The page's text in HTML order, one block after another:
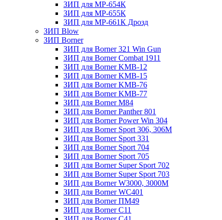
ЗИП для МР-654К
ЗИП для МР-655К
ЗИП для МР-661К Дрозд
ЗИП Blow
ЗИП Borner
ЗИП для Borner 321 Win Gun
ЗИП для Borner Combat 1911
ЗИП для Borner KMB-12
ЗИП для Borner KMB-15
ЗИП для Borner KMB-76
ЗИП для Borner KMB-77
ЗИП для Borner M84
ЗИП для Borner Panther 801
ЗИП для Borner Power Win 304
ЗИП для Borner Sport 306, 306M
ЗИП для Borner Sport 331
ЗИП для Borner Sport 704
ЗИП для Borner Sport 705
ЗИП для Borner Super Sport 702
ЗИП для Borner Super Sport 703
ЗИП для Borner W3000, 3000М
ЗИП для Borner WC401
ЗИП для Borner ПМ49
ЗИП для Borner С11